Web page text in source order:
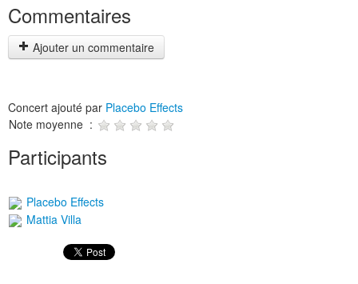
Commentaires
Ajouter un commentaire
Concert ajouté par Placebo Effects
Note moyenne :
Participants
Placebo Effects
Mattia Villa